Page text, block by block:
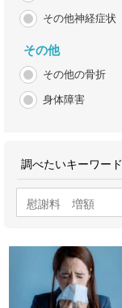
その他神経症状
その他
その他の骨折
身体障害
調べたいキーワー